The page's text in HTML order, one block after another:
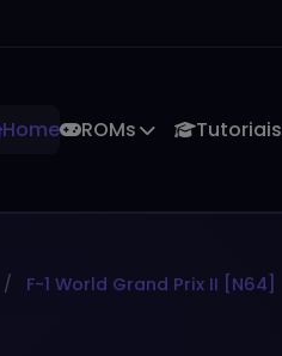
Home ROMs Tutoriais
F-1 World Grand Prix II [N64]